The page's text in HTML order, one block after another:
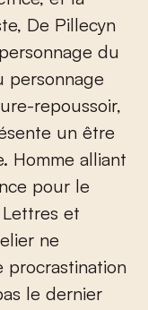
De Pillecyn
du
personnage
repoussoir,
un être
Homme alliant
pour le
et
ne
procrastination
le dernier